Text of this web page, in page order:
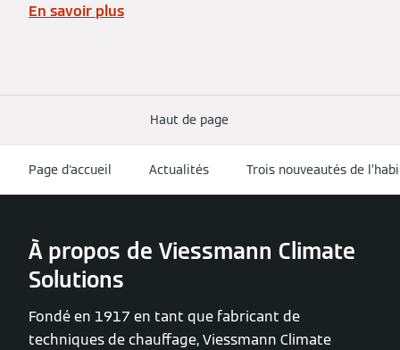
En savoir plus
Haut de page
Page d'accueil Actualités Trois nouveautés de
À propos de Viessmann Climate
Solutions
Fondé en 1917 en tant que fabricant de
techniques de chauffage, Viessmann Climate